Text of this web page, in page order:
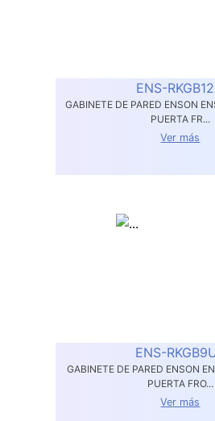
ENS-
GABINETE DE PARED ENSON
PUERTA FR...
Ver más
ENS-
GABINETE DE PARED ENSON
PUERTA FRO...
Ver más